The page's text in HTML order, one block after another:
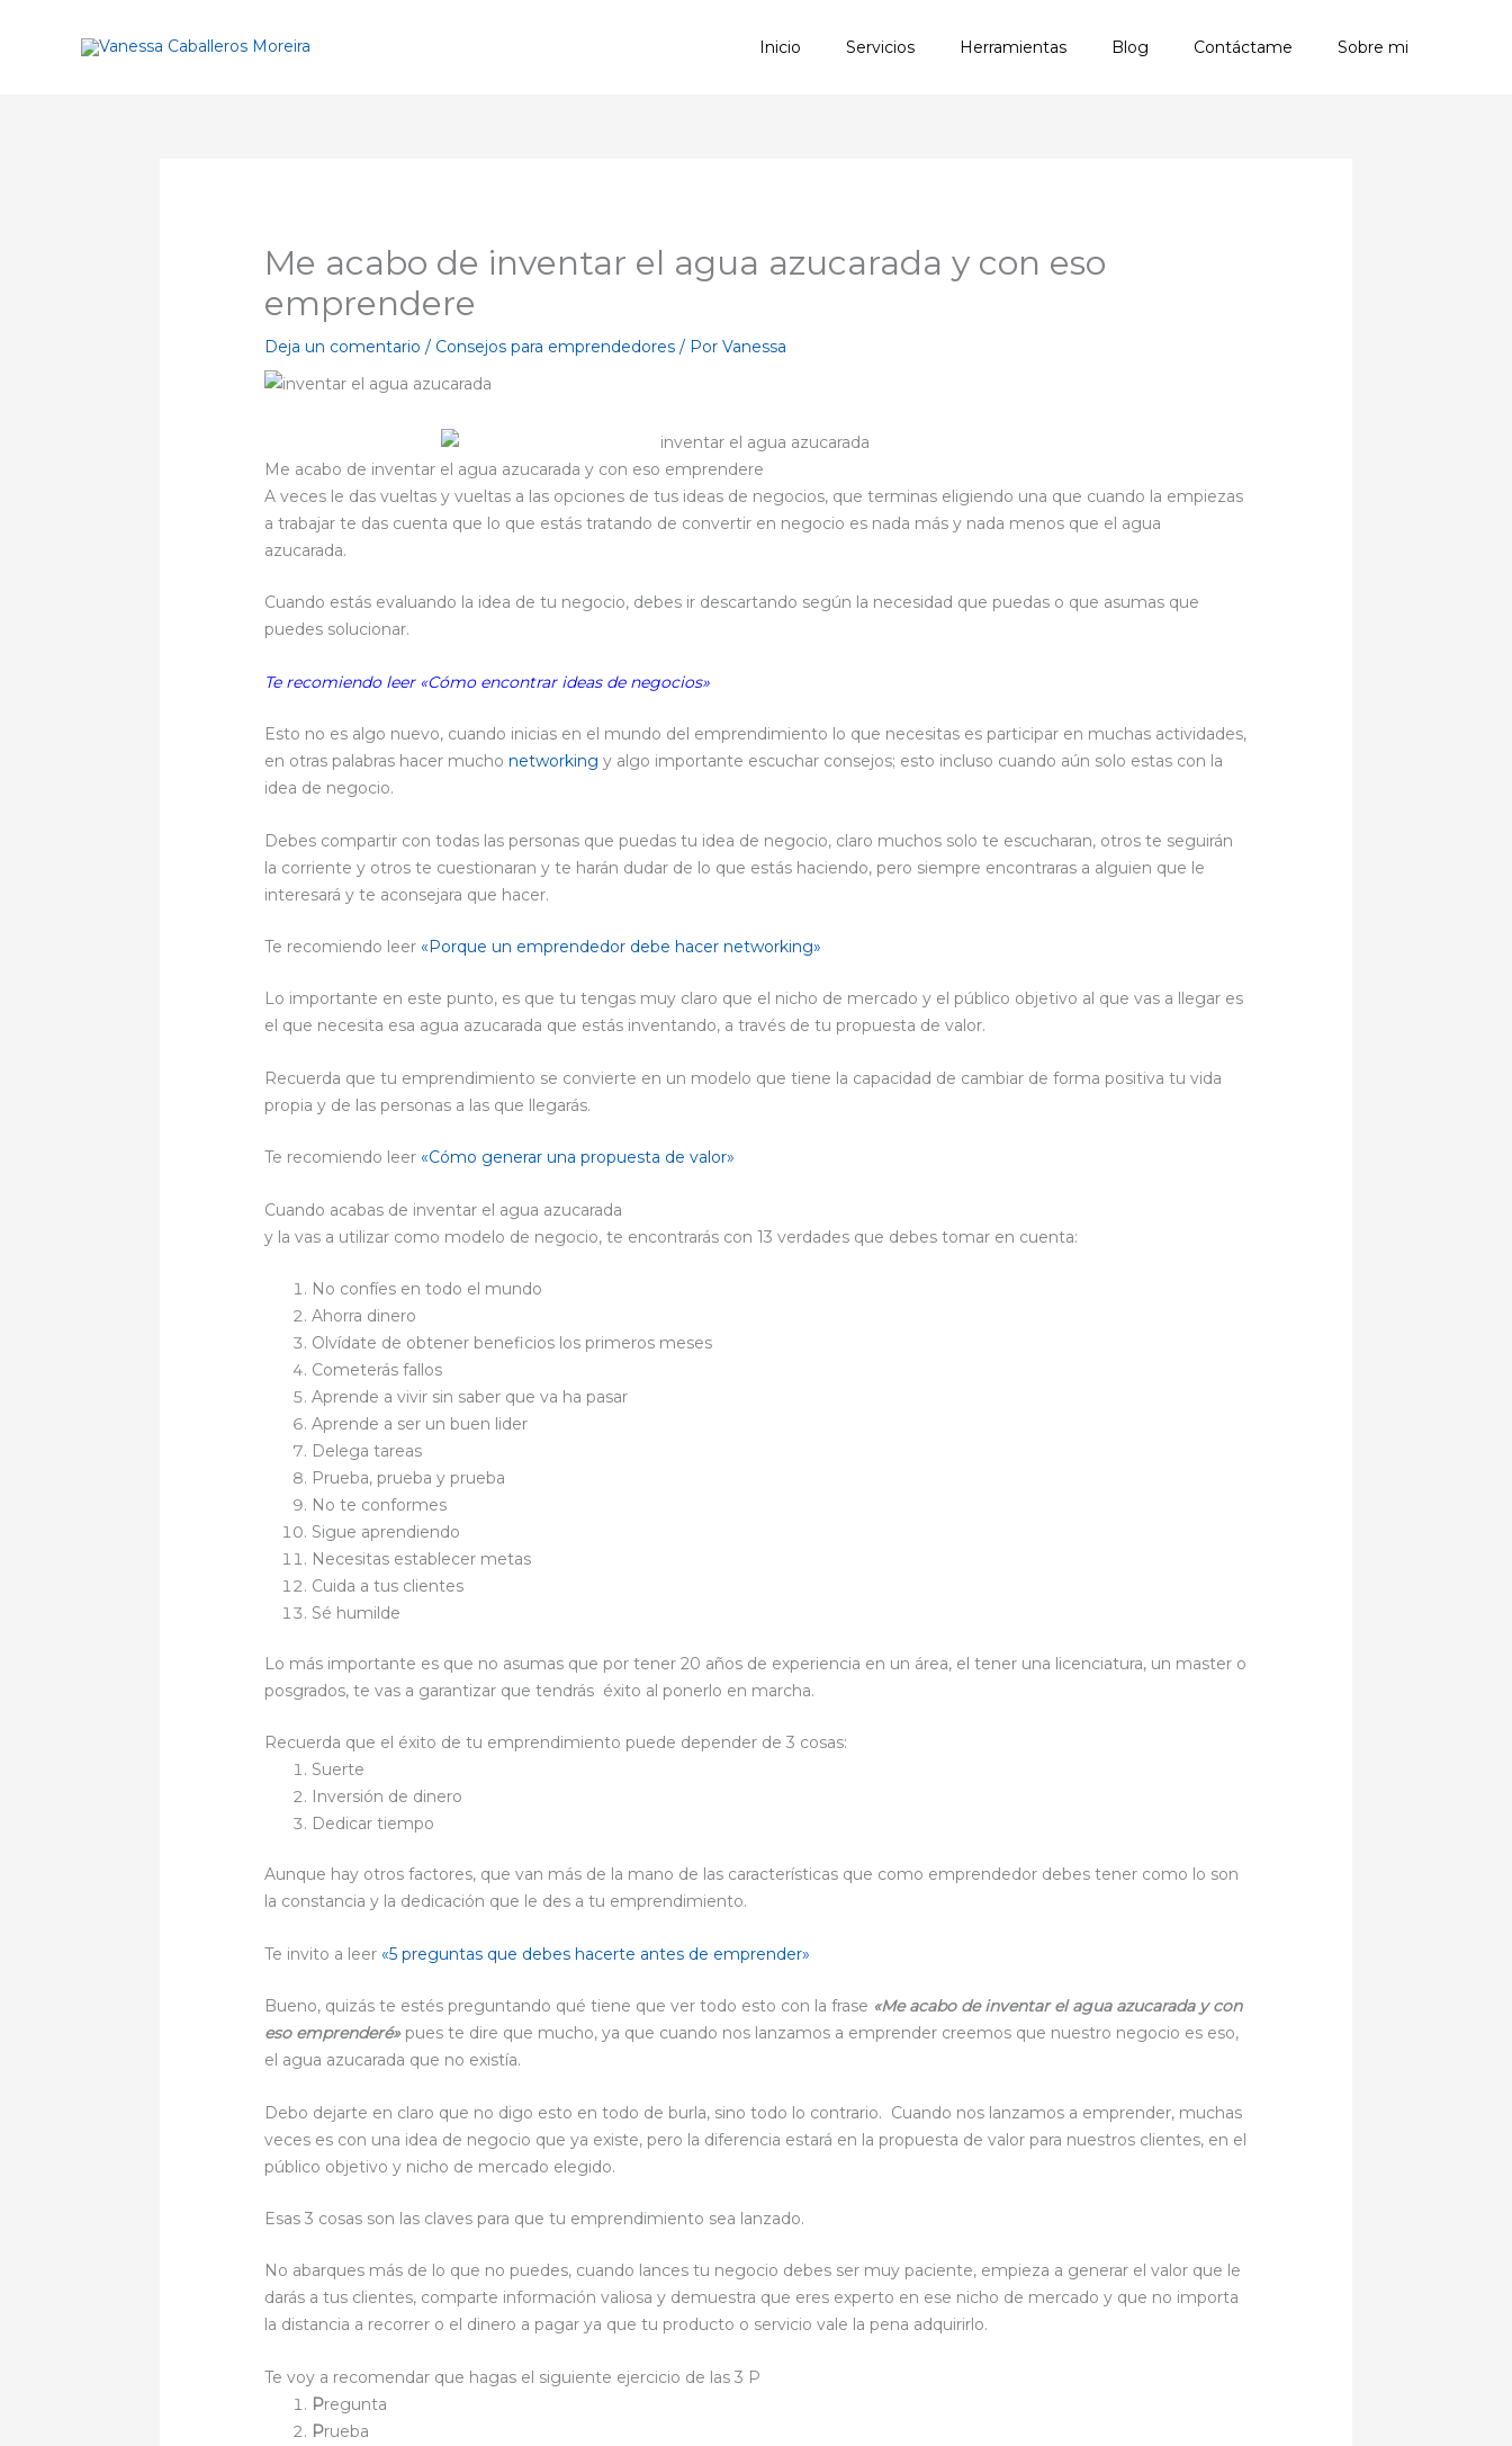
Inicio Servicios Herramientas Blog Contáctame Sobre mi
Me acabo de inventar el agua azucarada y con eso
emprendere
Deja un comentario / Consejos para emprendedores / PorVanessa
Me acabo de inventar el agua azucarada y con eso emprendere
A veces le das vueltas y vueltas a las opciones de tus ideas de negocios, que terminas eligiendo una que cuando la empiezas
a trabajar te das cuenta que lo que estás tratando de convertir en negocio es nada más y nada menos que el agua
azucarada.
Cuando estás evaluando la idea de tu negocio, debes ir descartando según la necesidad que puedas o que asumas que
puedes solucionar.
Te recomiendo leer «Cómo encontrar ideas de negocios»
Esto no es algo nuevo, cuando inicias en el mundo del emprendimiento lo que necesitas es participar en muchas actividades,
en otras palabras hacer muchonetworking y algo importante escuchar consejos; esto incluso cuando aún solo estas con la
idea de negocio.
Debes compartir con todas las personas que puedas tu idea de negocio, claro muchos solo te escucharan, otros te seguirán
la corriente y otros te cuestionaran y te harán dudar de lo que estás haciendo, pero siempre encontraras a alguien que le
interesará y te aconsejara que hacer.
Te recomiendo leer «Porque un emprendedor debe hacer networking»
Lo importante en este punto, es que tu tengas muy claro que el nicho de mercado y el público objetivo al que vas a llegar es
el que necesita esa agua azucarada que estás inventando, a través de tu propuesta de valor.
Recuerda que tu emprendimiento se convierte en un modelo que tiene la capacidad de cambiar de forma positiva tu vida
propia y de las personas a las que llegarás.
Te recomiendo leer «Cómo generar una propuesta de valor»
Cuando acabas de inventar el agua azucarada
y la vas a utilizar como modelo de negocio, te encontrarás con 13 verdades que debes tomar en cuenta:
No confíes en todo el mundo
Ahorra dinero
Olvídate de obtener beneficios los primeros meses
Cometerás fallos
Aprende a vivir sin saber que va ha pasar
Aprende a ser un buen lider
Delega tareas
Prueba, prueba y prueba
No te conformes
Sigue aprendiendo
Necesitas establecer metas
Cuida a tus clientes
Sé humilde
Lo más importante es que no asumas que por tener 20 años de experiencia en un área, el tener una licenciatura, un master o
posgrados, te vas a garantizar que tendrás éxito al ponerlo en marcha.
Recuerda que el éxito de tu emprendimiento puede depender de 3 cosas:
Suerte
Inversión de dinero
Dedicar tiempo
Aunque hay otros factores, que van más de la mano de las características que como emprendedor debes tener como lo son
la constancia y la dedicación que le des a tu emprendimiento.
Te invito a leer «5 preguntas que debes hacerte antes de emprender»
Bueno, quizás te estés preguntando qué tiene que ver todo esto con la frase «Me acabo de inventar el agua azucarada y con
eso emprenderé» pues te dire que mucho, ya que cuando nos lanzamos a emprender creemos que nuestro negocio es eso,
el agua azucarada que no existía.
Debo dejarte en claro que no digo esto en todo de burla, sino todo lo contrario. Cuando nos lanzamos a emprender, muchas
veces es con una idea de negocio que ya existe, pero la diferencia estará en la propuesta de valor para nuestros clientes, en el
público objetivo y nicho de mercado elegido.
Esas 3 cosas son las claves para que tu emprendimiento sea lanzado.
No abarques más de lo que no puedes, cuando lances tu negocio debes ser muy paciente, empieza a generar el valor que le
darás a tus clientes, comparte información valiosa y demuestra que eres experto en ese nicho de mercado y que no importa
la distancia a recorrer o el dinero a pagar ya que tu producto o servicio vale la pena adquirirlo.
Te voy a recomendar que hagas el siguiente ejercicio de las 3 P
Pregunta
Prueba